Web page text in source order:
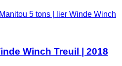
Manitou 5 tons | lier Winde Winch
Winch Treuil | 2018